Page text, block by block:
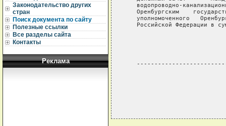
Законодательство других
стран
Поиск документа по сайту
Полезные ссылки
Все разделы сайта
Контакты
Реклама
водопроводно-
Оренбургским
уполномоченного
Российской Федерации в